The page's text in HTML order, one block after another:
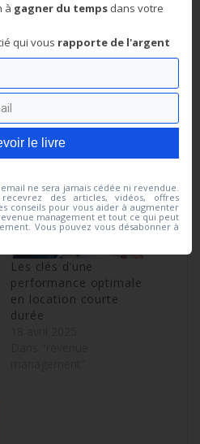
ici, vous recevrez des articles,
chiffre d'affaires grâce au revenue
peut y aider directement ou
désabonner à tout instant.
Les clés d’une
performance optimale
en location courte
durée
à gagner du temps dans votre
qui vous rapporte de l'argent
le livre
ne sera jamais cédée ni revendue.
des articles, vidéos, offres
conseils pour vous aider à augmenter
management et tout ce qui peut
Vous pouvez vous désabonner à